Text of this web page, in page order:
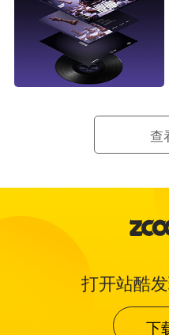
查
打开站酷
下